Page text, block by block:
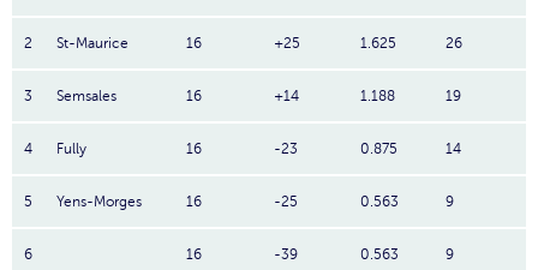
2 St-Maurice 16 +25 1.625 26
3 Semsales 16 +14 1.188 19
4 Fully 16 -23 0.875 14
5 Yens-Morges 16 -25 0.563 9
6 16 -39 0.563 9